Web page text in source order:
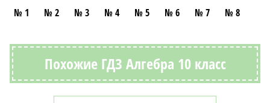
№ 1 № 2 № 3 № 4 № 5 № 6 № 7 № 8
Похожие ГДЗ Алгебра 10 класс